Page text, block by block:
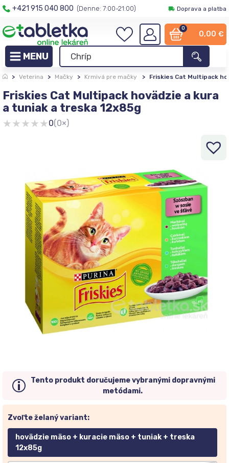
+421 915 040 800 (Denne: 7:00-21:00) Doprava a platba
0
0,00 €
> Veterina > Mačky > Krmivá pre mačky > Friskies Cat Multipack
Friskies Cat Multipack hovädzie a kura
a tuniak a treska 12x85g
★★★★★0(0×)
Tento produkt doručujeme vybranými dopravnými
metódami.
Zvoľte želaný variant:
hovädzie mäso + kuracie mäso + tuniak + treska
12x85g